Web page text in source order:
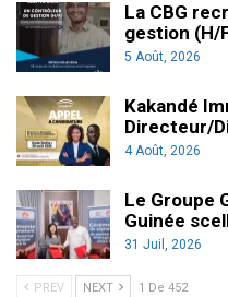
La CBG
gestion (H/
5 Août, 2026
Kakandé
Directeur/
4 Août, 2026
Le Groupe
Guinée
31 Juil, 2026
PREV NEXT 1 De 452